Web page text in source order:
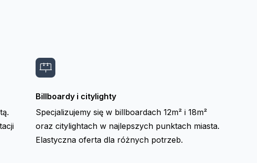
Billboardy i citylighty
Specjalizujemy się w billboardach 12m² i 18m²
oraz citylightach w najlepszych punktach miasta.
Elastyczna oferta dla różnych potrzeb.